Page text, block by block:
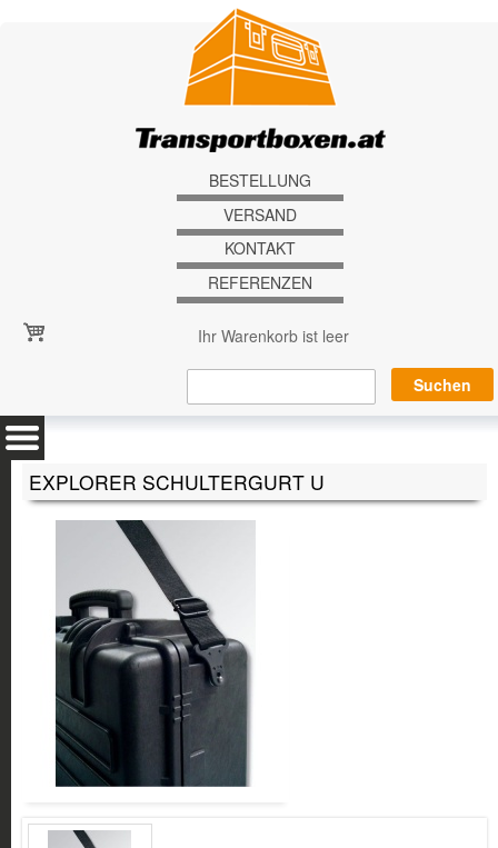
BESTELLUNG
VERSAND
KONTAKT
REFERENZEN
Ihr Warenkorb ist leer
EXPLORER SCHULTERGURT U